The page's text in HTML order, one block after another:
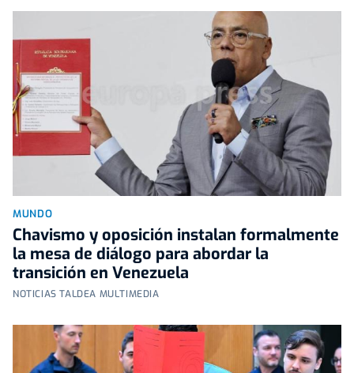
MUNDO
Chavismo y oposición instalan formalmente
la mesa de diálogo para abordar la
transición en Venezuela
NOTICIAS TALDEA MULTIMEDIA